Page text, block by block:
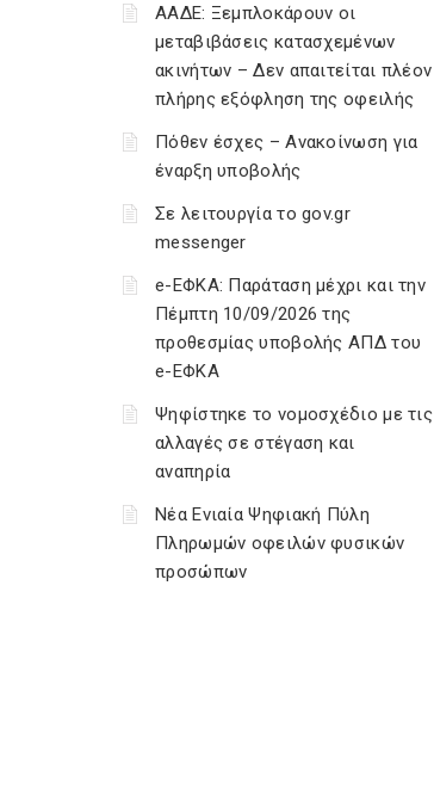
ΑΑΔΕ: Ξεμπλοκάρουν οι
μεταβιβάσεις κατασχεμένων
ακινήτων – Δεν απαιτείται πλέον
πλήρης εξόφληση της οφειλής
Πόθεν έσχες – Ανακοίνωση για
έναρξη υποβολής
Σε λειτουργία το gov.gr
messenger
e-ΕΦΚΑ: Παράταση μέχρι και την
Πέμπτη 10/09/2026 της
προθεσμίας υποβολής ΑΠΔ του
e-ΕΦΚΑ
Ψηφίστηκε το νομοσχέδιο με τις
αλλαγές σε στέγαση και
αναπηρία
Νέα Ενιαία Ψηφιακή Πύλη
Πληρωμών οφειλών φυσικών
προσώπων